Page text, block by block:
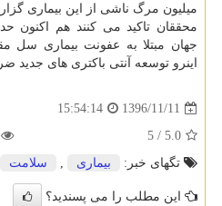
میلیون مرگ ناشی از این بیماری
جهان مبتلا به عفونت بیماری سل
اینرو توسعه آنتی باكتری های جدید
1396/11/11
15:54:14
5.0
/ 5
تگهای خبر:
بیماری , سلامت
این مطلب را می پسندید؟